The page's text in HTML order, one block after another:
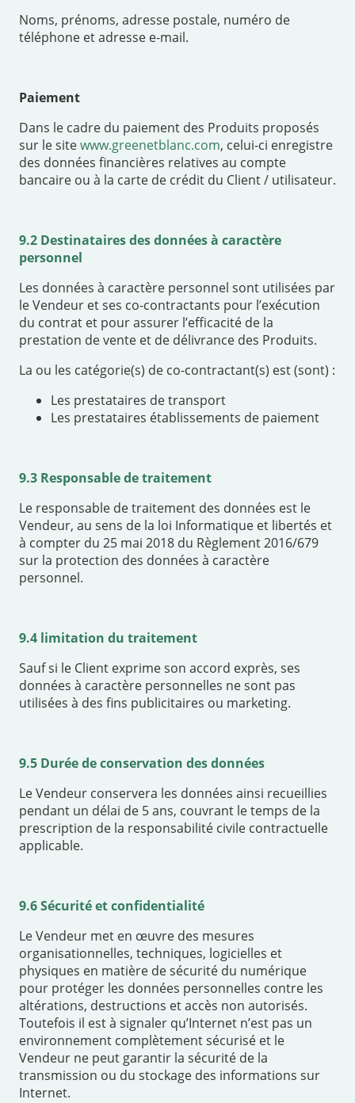
Noms, prénoms, adresse postale, numéro de
téléphone et adresse e-mail.
Paiement
Dans le cadre du paiement des Produits proposés
sur le sitewww.greenetblanc.com, celui-ci enregistre
des données financières relatives au compte
bancaire ou à la carte de crédit du Client / utilisateur.
9.2 Destinataires des données à caractère
personnel
Les données à caractère personnel sont utilisées par
le Vendeur et ses co-contractants pour l’exécution
du contrat et pour assurer l’efficacité de la
prestation de vente et de délivrance des Produits.
La ou les catégorie(s) de co-contractant(s) est (sont) :
Les prestataires de transport
Les prestataires établissements de paiement
9.3 Responsable de traitement
Le responsable de traitement des données est le
Vendeur, au sens de la loi Informatique et libertés et
à compter du 25 mai 2018 du Règlement 2016/679
sur la protection des données à caractère
personnel.
9.4 limitation du traitement
Sauf si le Client exprime son accord exprès, ses
données à caractère personnelles ne sont pas
utilisées à des fins publicitaires ou marketing.
9.5 Durée de conservation des données
Le Vendeur conservera les données ainsi recueillies
pendant un délai de 5 ans, couvrant le temps de la
prescription de la responsabilité civile contractuelle
applicable.
9.6 Sécurité et confidentialité
Le Vendeur met en œuvre des mesures
organisationnelles, techniques, logicielles et
physiques en matière de sécurité du numérique
pour protéger les données personnelles contre les
altérations, destructions et accès non autorisés.
Toutefois il est à signaler qu’Internet n’est pas un
environnement complètement sécurisé et le
Vendeur ne peut garantir la sécurité de la
transmission ou du stockage des informations sur
Internet.